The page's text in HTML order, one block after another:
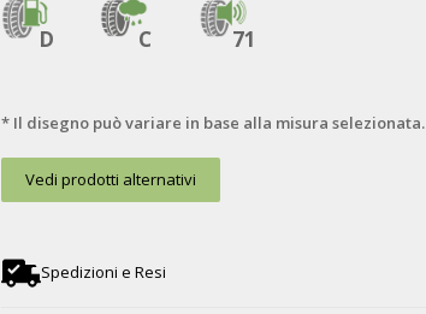
D C 71
* Il disegno può variare in base alla misura selezionata.
Vedi prodotti alternativi
Spedizioni e Resi